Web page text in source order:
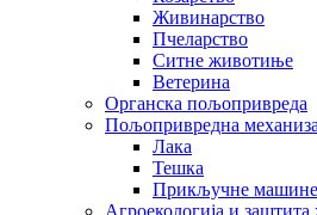
Живинарство
Пчеларство
Ситне животиње
Ветерина
Органска пољопривреда
Пољопривредна
Лака
Тешка
Прикључне машине
Агроекологија и